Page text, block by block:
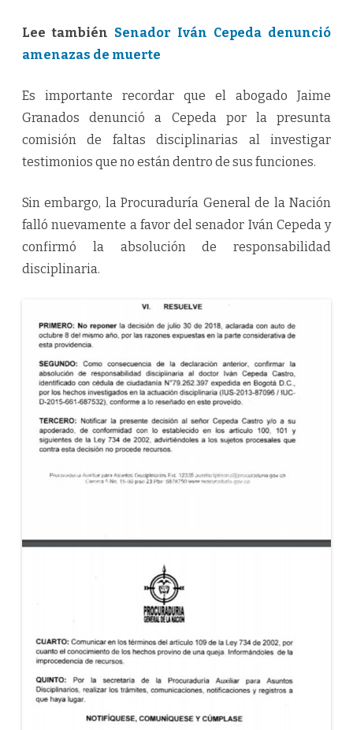
Lee también Senador Iván Cepeda denunció
amenazas de muerte
Es importante recordar que el abogado Jaime
Granados denunció a Cepeda por la presunta
comisión de faltas disciplinarias al investigar
testimonios que no están dentro de sus funciones.
Sin embargo, la Procuraduría General de la Nación
falló nuevamente a favor del senador Iván Cepeda y
confirmó la absolución de responsabilidad
disciplinaria.